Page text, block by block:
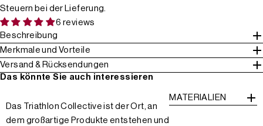
Steuern bei der Lieferung.
6 reviews
Beschreibung
Merkmale und Vorteile
Versand & Rücksendungen
Das könnte Sie auch interessieren
Das Triathlon Collective ist der Ort, an
dem großartige Produkte entstehen und
MATERIALIEN